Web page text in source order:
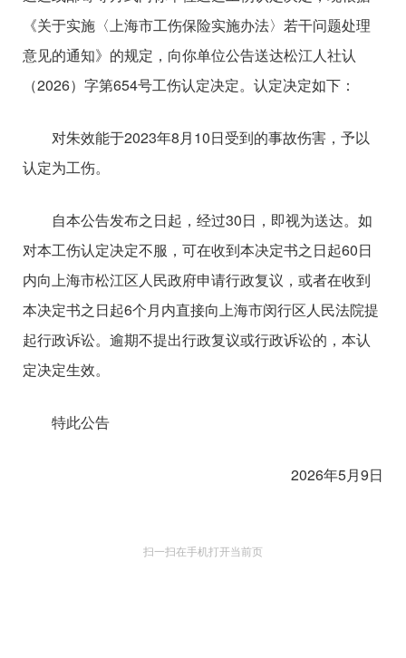
《关于实施〈上海市工伤保险实施办法〉若干问题处理
意见的通知》的规定，向你单位公告送达松江人社认
（2026）字第654号工伤认定决定。认定决定如下：
对朱效能于2023年8月10日受到的事故伤害，予以
认定为工伤。
自本公告发布之日起，经过30日，即视为送达。如
对本工伤认定决定不服，可在收到本决定书之日起60日
内向上海市松江区人民政府申请行政复议，或者在收到
本决定书之日起6个月内直接向上海市闵行区人民法院提
起行政诉讼。逾期不提出行政复议或行政诉讼的，本认
定决定生效。
特此公告
2026年5月9日
扫一扫在手机打开当前页